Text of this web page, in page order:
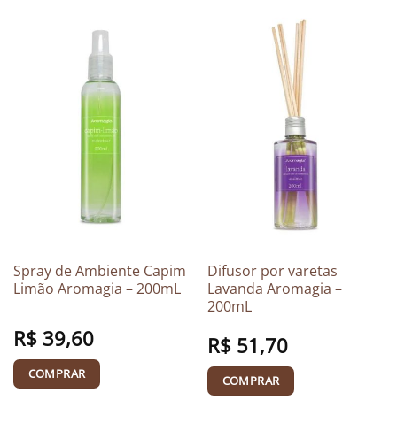
Spray de Ambiente Capim
Limão Aromagia – 200mL
R$39,60
COMPRAR
Difusor por varetas
Lavanda Aromagia –
200mL
R$51,70
COMPRAR